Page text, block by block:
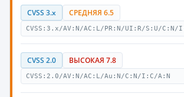
CVSS 3.x СРЕДНЯЯ 6.5
CVSS:3.x/AV:N/AC:L/PR:N/UI:R/S:U/C:N/
CVSS 2.0 ВЫСОКАЯ 7.8
CVSS:2.0/AV:N/AC:L/Au:N/C:N/I:C/A:N